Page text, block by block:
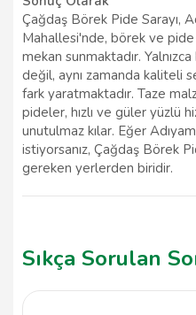
Çağdaş Börek Pide Sarayı,
Mahallesi'nde, börek ve
mekan sunmaktadır.
değil, aynı zamanda kaliteli
fark yaratmaktadır. Taze
pideler, hızlı ve güler yüzlü
unutulmaz kılar. Eğer
istiyorsanız, Çağdaş Börek
gereken yerlerden biridir.
Sıkça Sorulan